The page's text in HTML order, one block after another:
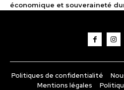
économique et souveraineté
Politiques de confidentialité
Mentions légales